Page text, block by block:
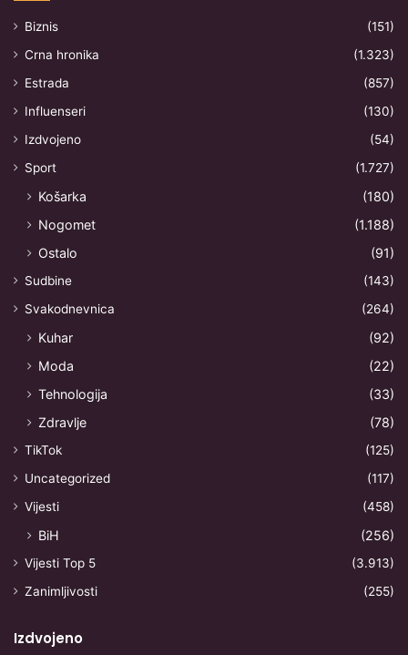
Biznis
(151)
Crna hronika
(1.323)
Estrada
(857)
Influenseri
(130)
Izdvojeno
(54)
Sport
(1.727)
Košarka
(180)
Nogomet
(1.188)
Ostalo
(91)
Sudbine
(143)
Svakodnevnica
(264)
Kuhar
(92)
Moda
(22)
Tehnologija
(33)
Zdravlje
(78)
TikTok
(125)
Uncategorized
(117)
Vijesti
(458)
BiH (256)
Vijesti Top 5
(3.913)
Zanimljivosti
(255)
Izdvojeno